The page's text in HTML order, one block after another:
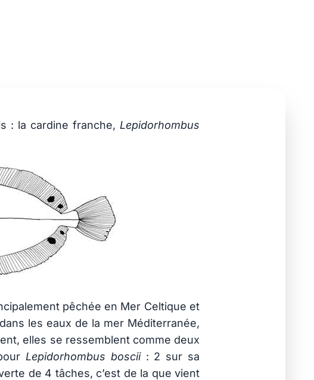
: la cardine franche, Lepidorhombus
pêchée en Mer Celtique et
les eaux de la mer Méditerranée,
elles se ressemblent comme deux
Lepidorhombus boscii: 2 sur sa
de 4 tâches, c’est de la que vient